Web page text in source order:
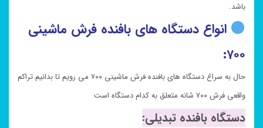
باشد.
انواع دستگاه های بافنده فرش ماشینی
۷۰۰:
حال به سراغ دستگاه های بافنده فرش ماشینی ۷۰۰ می رویم تا بدانیم تراکم
واقعی فرش ۷۰۰ شانه متعلق به کدام دستگاه است
دستگاه بافنده تبدیلی: